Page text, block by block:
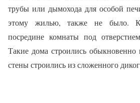
трубы или дымохода для особой
этому жилью, также не было.
посредине комнаты под
Такие дома строились обыкновенно
стены строились из сложенного